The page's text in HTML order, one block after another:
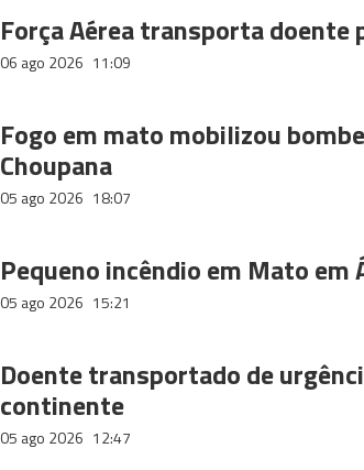
Força Aérea transporta doente
06 ago 2026 11:09
Fogo em mato mobilizou
Choupana
05 ago 2026 18:07
Pequeno incêndio em Mato em
05 ago 2026 15:21
Doente transportado de
continente
05 ago 2026 12:47